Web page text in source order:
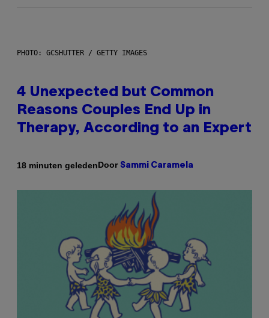
PHOTO: GCSHUTTER / GETTY IMAGES
4 Unexpected but Common
Reasons Couples End Up in
Therapy, According to an Expert
18 minuten geledenDoor Sammi Caramela